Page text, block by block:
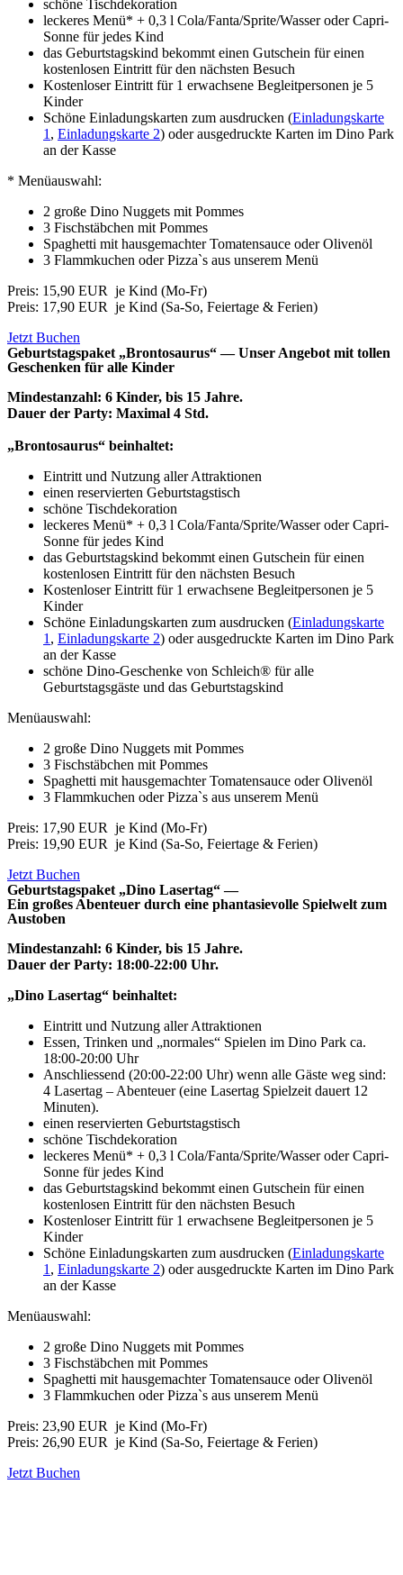
schöne Tischdekoration
leckeres Menü* + 0,3 l Cola/Fanta/Sprite/Wasser oder Capri-
Sonne für jedes Kind
das Geburtstagskind bekommt einen Gutschein für einen
kostenlosen Eintritt für den nächsten Besuch
Kostenloser Eintritt für 1 erwachsene Begleitpersonen je 5
Kinder
Schöne Einladungskarten zum ausdrucken (Einladungskarte
1, Einladungskarte 2) oder ausgedruckte Karten im Dino Park
an der Kasse
* Menüauswahl:
2 große Dino Nuggets mit Pommes
3 Fischstäbchen mit Pommes
Spaghetti mit hausgemachter Tomatensauce oder Olivenöl
3 Flammkuchen oder Pizza`s aus unserem Menü
Preis: 15,90 EUR je Kind (Mo-Fr)
Preis: 17,90 EUR je Kind (Sa-So, Feiertage & Ferien)
Jetzt Buchen
Geburtstagspaket „Brontosaurus“ — Unser Angebot mit tollen
Geschenken für alle Kinder
Mindestanzahl: 6 Kinder, bis 15 Jahre.
Dauer der Party: Maximal 4 Std.
„Brontosaurus“ beinhaltet:
Eintritt und Nutzung aller Attraktionen
einen reservierten Geburtstagstisch
schöne Tischdekoration
leckeres Menü* + 0,3 l Cola/Fanta/Sprite/Wasser oder Capri-
Sonne für jedes Kind
das Geburtstagskind bekommt einen Gutschein für einen
kostenlosen Eintritt für den nächsten Besuch
Kostenloser Eintritt für 1 erwachsene Begleitpersonen je 5
Kinder
Schöne Einladungskarten zum ausdrucken (Einladungskarte
1, Einladungskarte 2) oder ausgedruckte Karten im Dino Park
an der Kasse
schöne Dino-Geschenke von Schleich® für alle
Geburtstagsgäste und das Geburtstagskind
Menüauswahl:
2 große Dino Nuggets mit Pommes
3 Fischstäbchen mit Pommes
Spaghetti mit hausgemachter Tomatensauce oder Olivenöl
3 Flammkuchen oder Pizza`s aus unserem Menü
Preis: 17,90 EUR je Kind (Mo-Fr)
Preis: 19,90 EUR je Kind (Sa-So, Feiertage & Ferien)
Jetzt Buchen
Geburtstagspaket „Dino Lasertag“ —
Ein großes Abenteuer durch eine phantasievolle Spielwelt zum
Austoben
Mindestanzahl: 6 Kinder, bis 15 Jahre.
Dauer der Party: 18:00-22:00 Uhr.
„Dino Lasertag“ beinhaltet:
Eintritt und Nutzung aller Attraktionen
Essen, Trinken und „normales“ Spielen im Dino Park ca.
18:00-20:00 Uhr
Anschliessend (20:00-22:00 Uhr) wenn alle Gäste weg sind:
4 Lasertag – Abenteuer (eine Lasertag Spielzeit dauert 12
Minuten).
einen reservierten Geburtstagstisch
schöne Tischdekoration
leckeres Menü* + 0,3 l Cola/Fanta/Sprite/Wasser oder Capri-
Sonne für jedes Kind
das Geburtstagskind bekommt einen Gutschein für einen
kostenlosen Eintritt für den nächsten Besuch
Kostenloser Eintritt für 1 erwachsene Begleitpersonen je 5
Kinder
Schöne Einladungskarten zum ausdrucken (Einladungskarte
1, Einladungskarte 2) oder ausgedruckte Karten im Dino Park
an der Kasse
Menüauswahl:
2 große Dino Nuggets mit Pommes
3 Fischstäbchen mit Pommes
Spaghetti mit hausgemachter Tomatensauce oder Olivenöl
3 Flammkuchen oder Pizza`s aus unserem Menü
Preis: 23,90 EUR je Kind (Mo-Fr)
Preis: 26,90 EUR je Kind (Sa-So, Feiertage & Ferien)
Jetzt Buchen